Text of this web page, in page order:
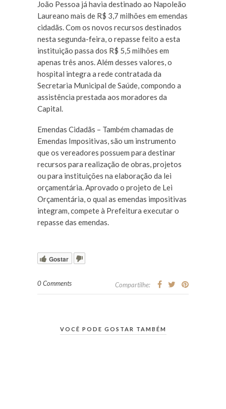
João Pessoa já havia destinado ao Napoleão
Laureano mais de R$ 3,7 milhões em emendas
cidadãs. Com os novos recursos destinados
nesta segunda-feira, o repasse feito a esta
instituição passa dos R$ 5,5 milhões em
apenas três anos. Além desses valores, o
hospital integra a rede contratada da
Secretaria Municipal de Saúde, compondo a
assistência prestada aos moradores da
Capital.
Emendas Cidadãs – Também chamadas de
Emendas Impositivas, são um instrumento
que os vereadores possuem para destinar
recursos para realização de obras, projetos
ou para instituições na elaboração da lei
orçamentária. Aprovado o projeto de Lei
Orçamentária, o qual as emendas impositivas
integram, compete à Prefeitura executar o
repasse das emendas.
Gostar
0 Comments Compartilhe:
VOCÊ PODE GOSTAR TAMBÉM